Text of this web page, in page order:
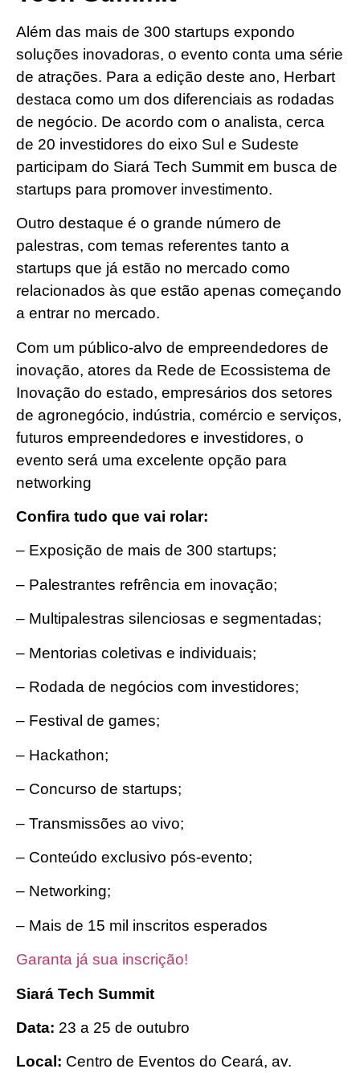
Além das mais de 300 startups expondo
soluções inovadoras, o evento conta uma série
de atrações. Para a edição deste ano, Herbart
destaca como um dos diferenciais as rodadas
de negócio. De acordo com o analista, cerca
de 20 investidores do eixo Sul e Sudeste
participam do Siará Tech Summit em busca de
startups para promover investimento.
Outro destaque é o grande número de
palestras, com temas referentes tanto a
startups que já estão no mercado como
relacionados às que estão apenas começando
a entrar no mercado.
Com um público-alvo de empreendedores de
inovação, atores da Rede de Ecossistema de
Inovação do estado, empresários dos setores
de agronegócio, indústria, comércio e serviços,
futuros empreendedores e investidores, o
evento será uma excelente opção para
networking
Confira tudo que vai rolar:
– Exposição de mais de 300 startups;
– Palestrantes refrência em inovação;
– Multipalestras silenciosas e segmentadas;
– Mentorias coletivas e individuais;
– Rodada de negócios com investidores;
– Festival de games;
– Hackathon;
– Concurso de startups;
– Transmissões ao vivo;
– Conteúdo exclusivo pós-evento;
– Networking;
– Mais de 15 mil inscritos esperados
Garanta já sua inscrição!
Siará Tech Summit
Data: 23 a 25 de outubro
Local: Centro de Eventos do Ceará, av.